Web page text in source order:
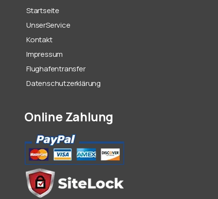
Startseite
UnserService
Kontakt
Impressum
Flughafentransfer
Datenschutzerklärung
Online Zahlung